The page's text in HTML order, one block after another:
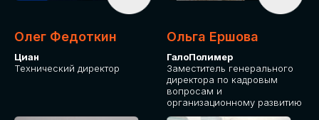
Олег Федоткин
Циан
Технический директор
Ольга Ершова
ГалоПолимер
Заместитель генерального
директора по кадровым
вопросам и
организационному развитию